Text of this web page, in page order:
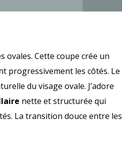
Cette coupe crée un
progressivement les côtés. Le
du visage ovale. J’adore
nette et structurée qui
La transition douce entre les